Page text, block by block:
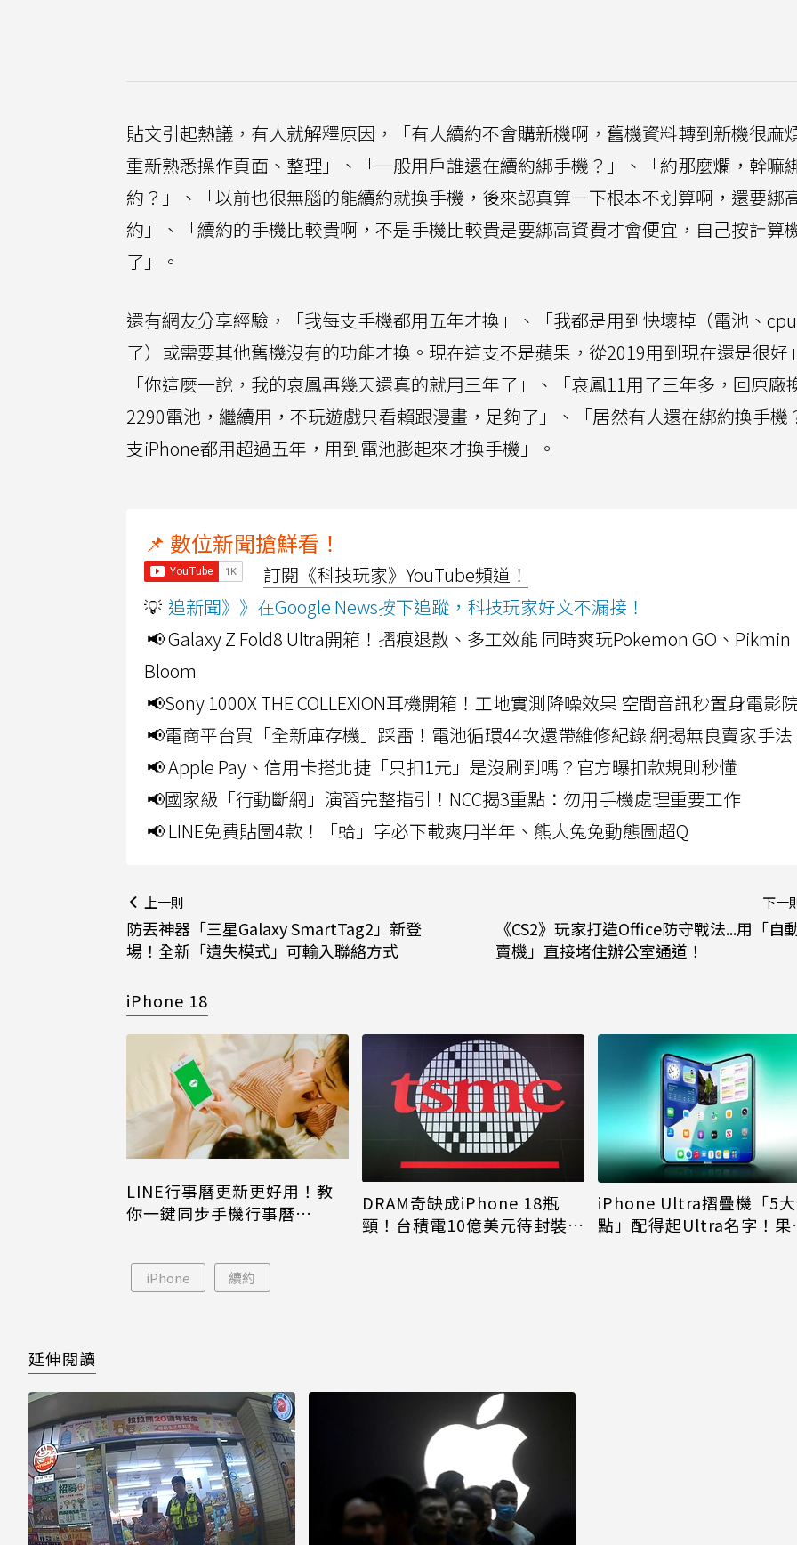
貼文引起熱議，有人就解釋原因，「有人續約不會購新機啊，舊機資料轉到新機很麻
重新熟悉操作頁面、整理」、「一般用戶誰還在續約綁手機？」、「約那麼爛，幹嘛
約？」、「以前也很無腦的能續約就換手機，後來認真算一下根本不划算啊，還要綁
約」、「續約的手機比較貴啊，不是手機比較貴是要綁高資費才會便宜，自己按計算
了」。
還有網友分享經驗，「我每支手機都用五年才換」、「我都是用到快壞掉（電池、
了）或需要其他舊機沒有的功能才換。現在這支不是蘋果，從2019用到現在還是很好
「你這麼一說，我的哀鳳再幾天還真的就用三年了」、「哀鳳11用了三年多，回原廠
2290電池，繼續用，不玩遊戲只看賴跟漫畫，足夠了」、「居然有人還在綁約換手機
支iPhone都用超過五年，用到電池膨起來才換手機」。
📌 數位新聞搶鮮看！
訂閱《科技玩家》YouTube頻道！
💡 追新聞》》在Google News按下追蹤，科技玩家好文不漏接！
📢 Galaxy Z Fold8 Ultra開箱！摺痕退散、多工效能 同時爽玩Pokemon GO、Pikmin
Bloom
📢Sony 1000X THE COLLEXION耳機開箱！工地實測降噪效果 空間音訊秒置身電影
📢電商平台買「全新庫存機」踩雷！電池循環44次還帶維修紀錄 網揭無良賣家手法
📢 Apple Pay、信用卡搭北捷「只扣1元」是沒刷到嗎？官方曝扣款規則秒懂
📢國家級「行動斷網」演習完整指引！NCC揭3重點：勿用手機處理重要工作
📢 LINE免費貼圖4款！「蛤」字必下載爽用半年、熊大兔兔動態圖超Q
上一則
防丟神器「三星Galaxy SmartTag2」新登
場！全新「遺失模式」可輸入聯絡方式
下一
《CS2》玩家打造Office防守戰法...用「自
賣機」直接堵住辦公室通道！
iPhone 18
LINE行事曆更新更好用！教
你一鍵同步手機行事曆
DRAM奇缺成iPhone 18瓶
頸！台積電10億美元待封裝晶
iPhone Ultra摺疊機「5
點」配得起Ultra名字！果
iPhone 續約
延伸閱讀